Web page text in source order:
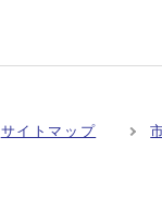
サイトマップ